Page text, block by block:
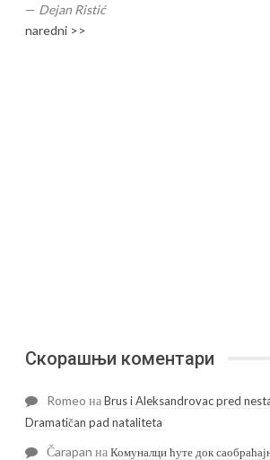
— Dejan Ristić
naredni >>
Скорашњи коментари
Romeo наBrus i Aleksandrovac pred
Dramatičan pad nataliteta
Čarapan наКомуналци ћуте док